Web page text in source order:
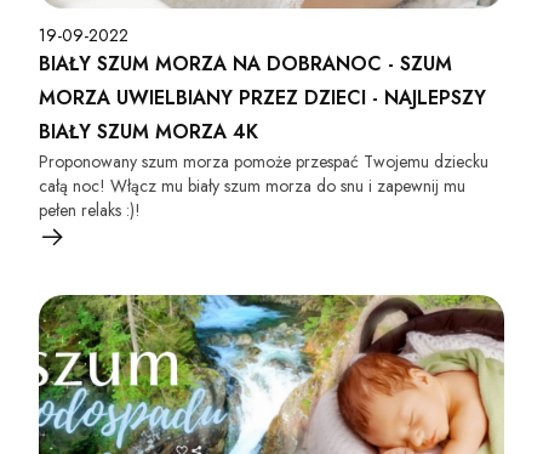
19-09-2022
BIAŁY SZUM MORZA NA DOBRANOC - SZUM
MORZA UWIELBIANY PRZEZ DZIECI - NAJLEPSZY
BIAŁY SZUM MORZA 4K
Proponowany szum morza pomoże przespać Twojemu dziecku
całą noc! Włącz mu biały szum morza do snu i zapewnij mu
pełen relaks :)!